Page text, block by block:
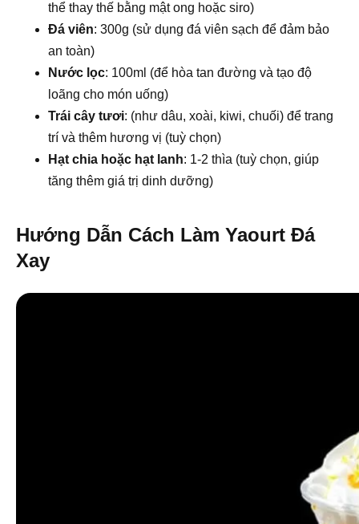
thể thay thế bằng mật ong hoặc siro)
Đá viên: 300g (sử dụng đá viên sạch để đảm bảo
an toàn)
Nước lọc: 100ml (để hòa tan đường và tạo độ
loãng cho món uống)
Trái cây tươi: (như dâu, xoài, kiwi, chuối) để trang
trí và thêm hương vị (tuỳ chọn)
Hạt chia hoặc hạt lanh: 1-2 thìa (tuỳ chọn, giúp
tăng thêm giá trị dinh dưỡng)
Hướng Dẫn Cách Làm Yaourt Đá
Xay